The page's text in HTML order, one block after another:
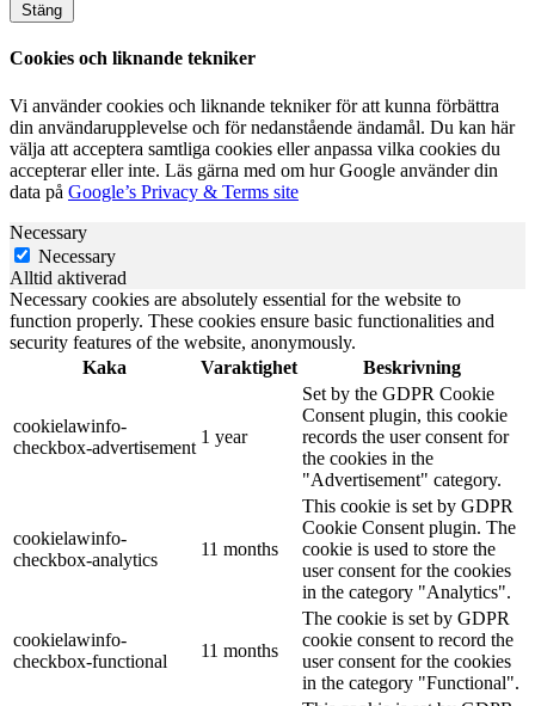
Stäng
Cookies och liknande tekniker
Vi använder cookies och liknande tekniker för att kunna förbättra
din användarupplevelse och för nedanstående ändamål. Du kan här
välja att acceptera samtliga cookies eller anpassa vilka cookies du
accepterar eller inte. Läs gärna med om hur Google använder din
data på Google’s Privacy & Terms site
Necessary
Necessary
Alltid aktiverad
Necessary cookies are absolutely essential for the website to
function properly. These cookies ensure basic functionalities and
security features of the website, anonymously.
Kaka
Varaktighet Beskrivning
cookielawinfo-
checkbox-advertisement
1 year
Set by the GDPR Cookie
Consent plugin, this cookie
records the user consent for
the cookies in the
"Advertisement" category.
cookielawinfo-
checkbox-analytics
11 months
This cookie is set by GDPR
Cookie Consent plugin. The
cookie is used to store the
user consent for the cookies
in the category "Analytics".
cookielawinfo-
checkbox-functional
11 months
The cookie is set by GDPR
cookie consent to record the
user consent for the cookies
in the category "Functional".